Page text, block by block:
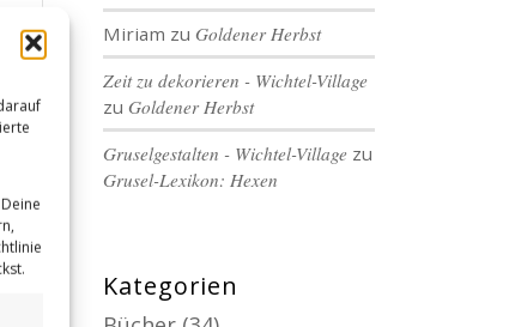
Miriam zuGoldener Herbst
Zeit zu dekorieren - Wichtel-Village
zuGoldener Herbst
Gruselgestalten - Wichtel-Village zu
Grusel-Lexikon: Hexen
Kategorien